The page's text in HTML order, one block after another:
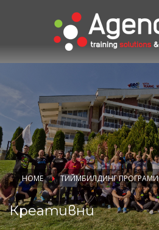
HOME ТИЙМБИЛДИНГ ПРОГРАМИ
Креативни